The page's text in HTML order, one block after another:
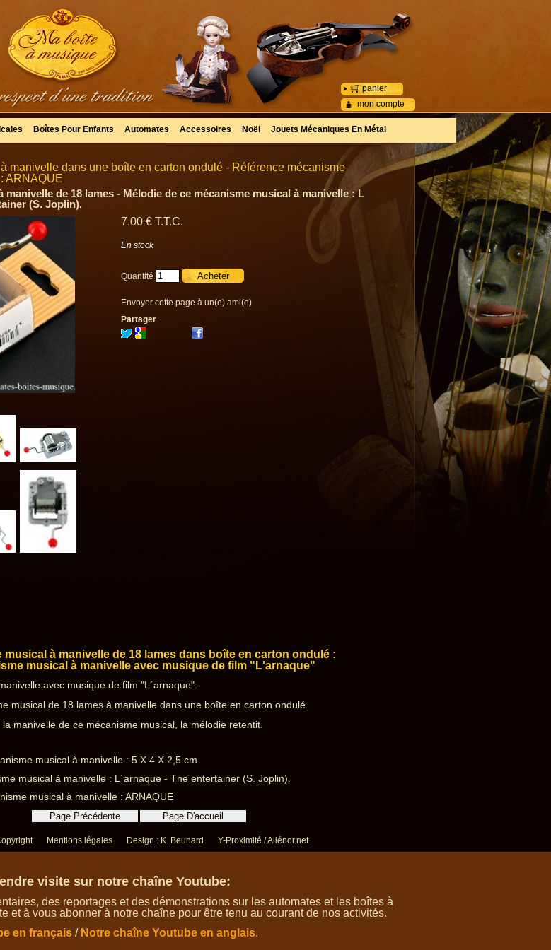
mon compte
panier
Boîtes Pour Enfants Automates Accessoires Noël Jouets Mécaniques En Métal
manivelle dans une boîte en carton ondulé - Référence mécanisme
ARNAQUE
manivelle de 18 lames - Mélodie de ce mécanisme musical à manivelle : L
(S. Joplin).
7.00 € T.T.C.
En stock
Quantité
Envoyer cette page à un(e) ami(e)
Partager
musical à manivelle de 18 lames dans boîte en carton ondulé :
musical à manivelle avec musique de film "L'arnaque"
avec musique de film "L´arnaque".
musical de 18 lames à manivelle dans une boîte en carton ondulé.
manivelle de ce mécanisme musical, la mélodie retentit.
musical à manivelle : 5 X 4 X 2,5 cm
musical à manivelle : L´arnaque - The entertainer (S. Joplin).
musical à manivelle : ARNAQUE
Mentions légales Design : K. Beunard Y-Proximité / Aliénor.net
visite sur notre chaîne Youtube:
des reportages et des démonstrations sur les automates et les boîtes à
et à vous abonner à notre chaîne pour être tenu au courant de nos activités.
en français / Notre chaîne Youtube en anglais.